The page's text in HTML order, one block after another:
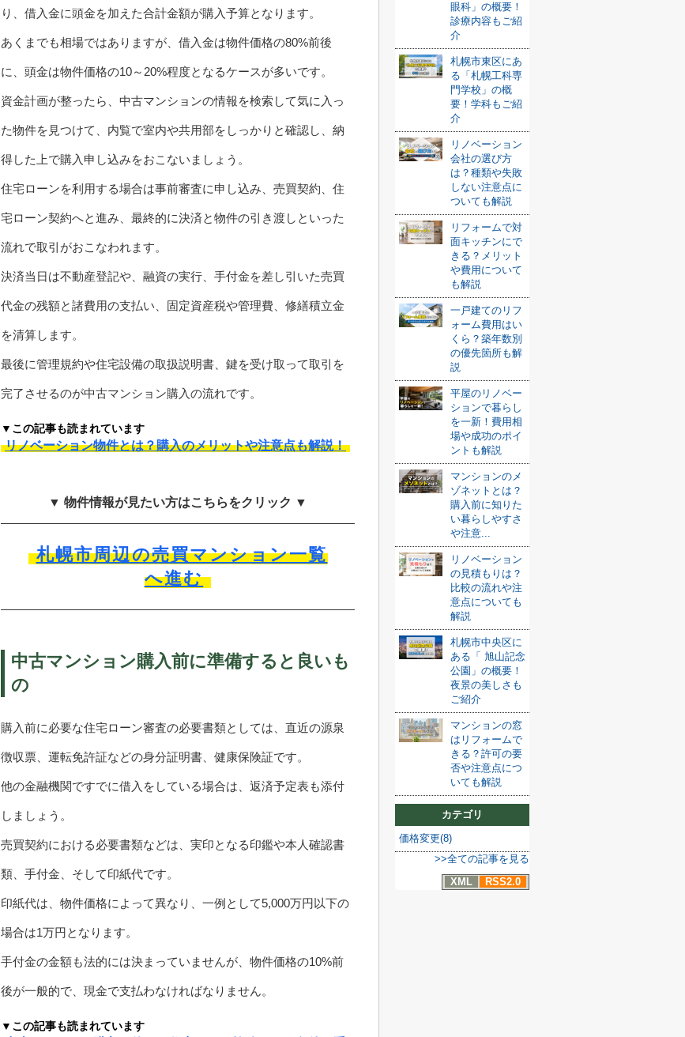
り、借入金に頭金を加えた合計金額が購入予算となります。
あくまでも相場ではありますが、借入金は物件価格の80%前後
に、頭金は物件価格の10～20%程度となるケースが多いです。
資金計画が整ったら、中古マンションの情報を検索して気に入っ
た物件を見つけて、内覧で室内や共用部をしっかりと確認し、納
得した上で購入申し込みをおこないましょう。
住宅ローンを利用する場合は事前審査に申し込み、売買契約、住
宅ローン契約へと進み、最終的に決済と物件の引き渡しといった
流れで取引がおこなわれます。
決済当日は不動産登記や、融資の実行、手付金を差し引いた売買
代金の残額と諸費用の支払い、固定資産税や管理費、修繕積立金
を清算します。
最後に管理規約や住宅設備の取扱説明書、鍵を受け取って取引を
完了させるのが中古マンション購入の流れです。
▼この記事も読まれています
リノベーション物件とは？購入のメリットや注意点も解説！
▼ 物件情報が見たい方はこちらをクリック ▼
札幌市周辺の売買マンション一覧
へ進む
中古マンション購入前に準備すると良いも
の
購入前に必要な住宅ローン審査の必要書類としては、直近の源泉
徴収票、運転免許証などの身分証明書、健康保険証です。
他の金融機関ですでに借入をしている場合は、返済予定表も添付
しましょう。
売買契約における必要書類などは、実印となる印鑑や本人確認書
類、手付金、そして印紙代です。
印紙代は、物件価格によって異なり、一例として5,000万円以下の
場合は1万円となります。
手付金の金額も法的には決まっていませんが、物件価格の10%前
後が一般的で、現金で支払わなければなりません。
▼この記事も読まれています
眼科」の概要！
診療内容もご紹
介
札幌市東区にあ
る「札幌工科専
門学校」の概
要！学科もご紹
介
リノベーション
会社の選び方
は？種類や失敗
しない注意点に
ついても解説
リフォームで対
面キッチンにで
きる？メリット
や費用について
も解説
一戸建てのリフ
ォーム費用はい
くら？築年数別
の優先箇所も解
説
平屋のリノベー
ションで暮らし
を一新！費用相
場や成功のポイ
ントも解説
マンションのメ
ゾネットとは？
購入前に知りた
い暮らしやすさ
や注意...
リノベーション
の見積もりは？
比較の流れや注
意点についても
解説
札幌市中央区に
ある「 旭山記念
公園」の概要！
夜景の美しさも
ご紹介
マンションの窓
はリフォームで
きる？許可の要
否や注意点につ
いても解説
カテゴリ
価格変更(8)
>>全ての記事を見る
XML
RSS2.0